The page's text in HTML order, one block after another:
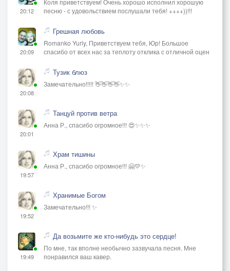
20:12
песню - с удовольствием послушали тебя! ++++))!!!
20:09
Грешная любовь
Romanko Yuriy, Приветствуем тебя, Юр! Большое
спасибо от всех нас за теплоту отклика с отличной оцен
20:08
Тузик блюз
Замечательно!!!!! 👋👋👋👋✨✨
20:01
Танцуй против ветра
Анна Р., спасибо огромное!!! 😍✨✨✨
19:57
Храм тишины
Анна Р., спасибо огромное!!! 🤗💛✨
19:52
Хранимые Богом
Замечательно!!! ✨
19:49
Да возьмите же кто-нибудь это сердце!
По мне, так вполне необычно зазвучала песня. Мне
понравился ваш кавер.